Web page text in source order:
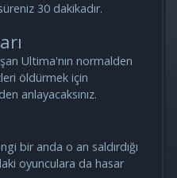
30 dakikadır.
Ultima'nın normalden
öldürmek için
anlayacaksınız.
bir anda o an saldırdığı
oyunculara da hasar